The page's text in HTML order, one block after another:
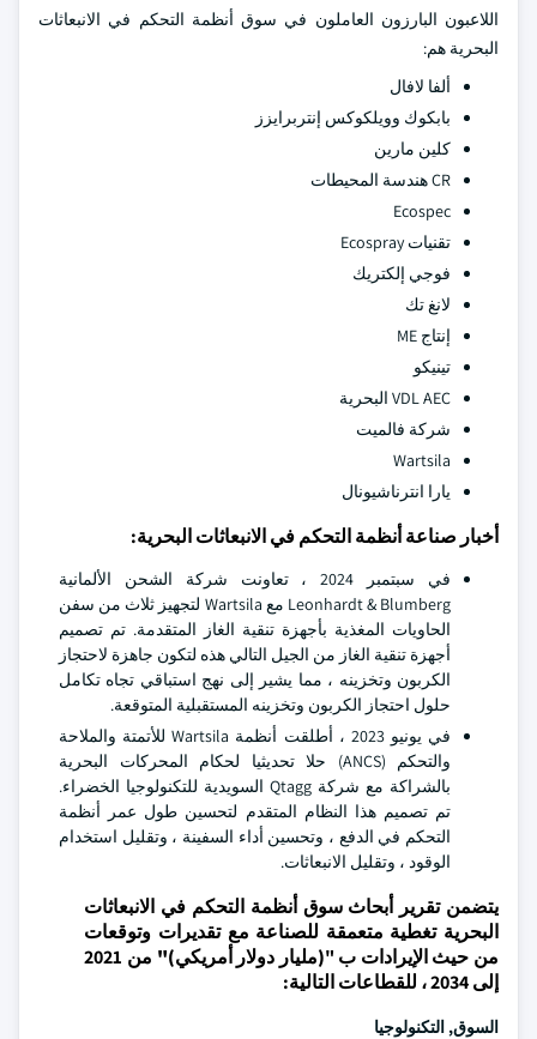
اللاعبون البارزون العاملون في سوق أنظمة التحكم في الانبعاثات
البحرية هم:
ألفا لافال
بابكوك وويلكوكس إنتربرايزز
كلين مارين
CR هندسة المحيطات
Ecospec
تقنيات Ecospray
فوجي إلكتريك
لانغ تك
إنتاج ME
تينيكو
VDL AEC البحرية
شركة فالميت
Wartsila
يارا انترناشيونال
أخبار صناعة أنظمة التحكم في الانبعاثات البحرية:
في سبتمبر 2024 ، تعاونت شركة الشحن الألمانية
Leonhardt & Blumberg مع Wartsila لتجهيز ثلاث من سفن
الحاويات المغذية بأجهزة تنقية الغاز المتقدمة. تم تصميم
أجهزة تنقية الغاز من الجيل التالي هذه لتكون جاهزة لاحتجاز
الكربون وتخزينه ، مما يشير إلى نهج استباقي تجاه تكامل
حلول احتجاز الكربون وتخزينه المستقبلية المتوقعة.
في يونيو 2023 ، أطلقت أنظمة Wartsila للأتمتة والملاحة
والتحكم (ANCS) حلا تحديثيا لحكام المحركات البحرية
بالشراكة مع شركة Qtagg السويدية للتكنولوجيا الخضراء.
تم تصميم هذا النظام المتقدم لتحسين طول عمر أنظمة
التحكم في الدفع ، وتحسين أداء السفينة ، وتقليل استخدام
الوقود ، وتقليل الانبعاثات.
يتضمن تقرير أبحاث سوق أنظمة التحكم في الانبعاثات
البحرية تغطية متعمقة للصناعة مع تقديرات وتوقعات
من حيث الإيرادات ب "(مليار دولار أمريكي)"
من 2021
إلى 2034 ، للقطاعات التالية:
السوق, التكنولوجيا